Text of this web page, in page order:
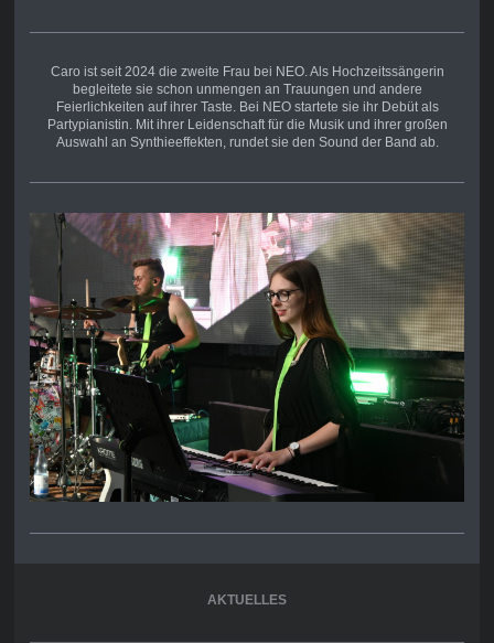
Caro ist seit 2024 die zweite Frau bei NEO. Als Hochzeitssängerin
begleitete sie schon unmengen an Trauungen und andere
Feierlichkeiten auf ihrer Taste. Bei NEO startete sie ihr Debüt als
Partypianistin. Mit ihrer Leidenschaft für die Musik und ihrer großen
Auswahl an Synthieeffekten, rundet sie den Sound der Band ab.
AKTUELLES